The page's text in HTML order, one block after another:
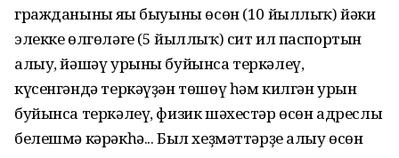
гражданының яңы быуыны өсөн (10 йыллыҡ) йәки
элекке өлгөләге (5 йыллыҡ) сит ил паспортын
алыу, йәшәү урыны буйынса теркәлеү,
күсенгәндә теркәүҙән төшөү һәм килгән урын
буйынса теркәлеү, физик шәхестәр өсөн адреслы
белешмә кәрәкһә... Был хеҙмәттәрҙе алыу өсөн